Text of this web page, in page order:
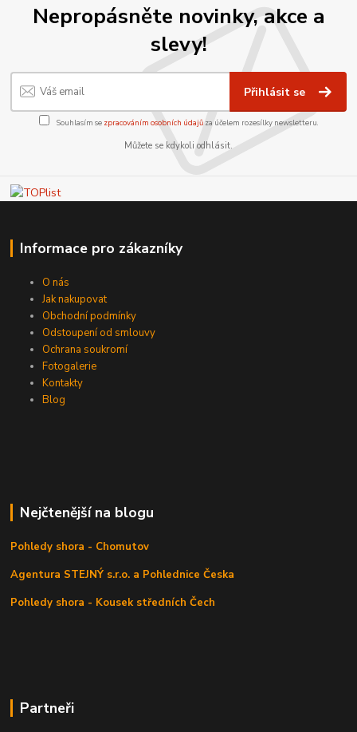
Nepropásněte novinky, akce a
slevy!
Přihlásit se
Souhlasím se zpracováním osobních údajůza účelem rozesílky newsletteru.
Můžete se kdykoli odhlásit.
Informace pro zákazníky
O nás
Jak nakupovat
Obchodní podmínky
Odstoupení od smlouvy
Ochrana soukromí
Fotogalerie
Kontakty
Blog
Nejčtenější na blogu
Pohledy shora - Chomutov
Agentura STEJNÝ s.r.o. a Pohlednice Česka
Pohledy shora - Kousek středních Čech
Partneři